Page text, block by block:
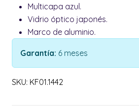
Multicapa azul.
Vidrio óptico japonés.
Marco de aluminio.
Garantía: 6 meses
SKU: KF01.1442